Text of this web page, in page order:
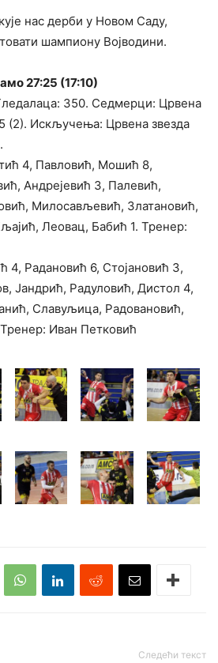
нас дерби у Новом Саду,
шампиону Војводини.
27:25 (17:10)
350. Седмерци: Црвена
(2). Искључења: Црвена звезда
4, Павловић, Мошић 8,
Андрејевић 3, Палевић,
Милосављевић, Златановић,
Леовац, Бабић 1. Тренер:
Радановић 6, Стојановић 3,
Јандрић, Радуловић, Дистол 4,
Славуљица, Радовановић,
Иван Петковић
Следећи текст